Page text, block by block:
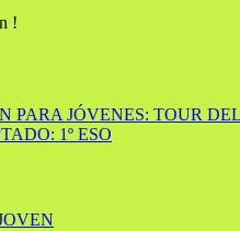
!
PARA JÓVENES: TOUR
1º ESO